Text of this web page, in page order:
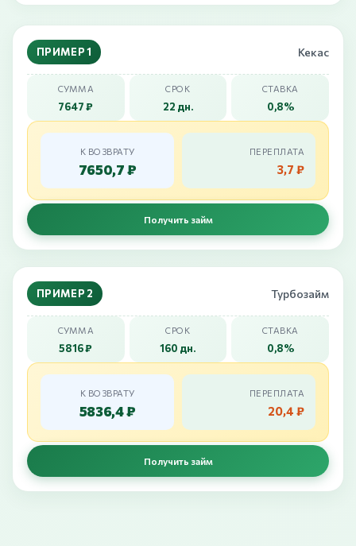
ПРИМЕР 1 Кекас
СУММА
7647 ₽
СРОК
22 дн.
СТАВКА
0,8%
К ВОЗВРАТУ
7650,7 ₽
ПЕРЕПЛАТА
3,7 ₽
Получить займ
ПРИМЕР 2 Турбозайм
СУММА
5816 ₽
СРОК
160 дн.
СТАВКА
0,8%
К ВОЗВРАТУ
5836,4 ₽
ПЕРЕПЛАТА
20,4 ₽
Получить займ